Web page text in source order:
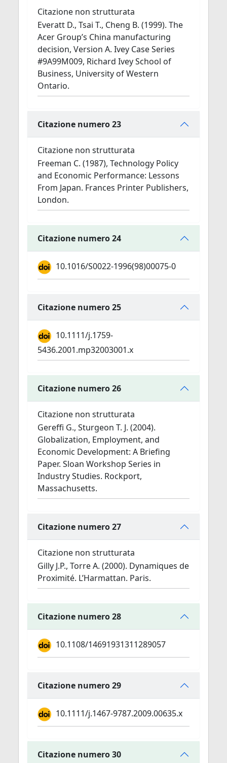
Citazione non strutturata
Everatt D., Tsai T., Cheng B. (1999). The
Acer Group’s China manufacturing
decision, Version A. Ivey Case Series
#9A99M009, Richard Ivey School of
Business, University of Western
Ontario.
Citazione numero 23
Citazione non strutturata
Freeman C. (1987), Technology Policy
and Economic Performance: Lessons
From Japan. Frances Printer Publishers,
London.
Citazione numero 24
10.1016/S0022-1996(98)00075-0
Citazione numero 25
10.1111/j.1759-
5436.2001.mp32003001.x
Citazione numero 26
Citazione non strutturata
Gereffi G., Sturgeon T. J. (2004).
Globalization, Employment, and
Economic Development: A Briefing
Paper. Sloan Workshop Series in
Industry Studies. Rockport,
Massachusetts.
Citazione numero 27
Citazione non strutturata
Gilly J.P., Torre A. (2000). Dynamiques de
Proximité. L’Harmattan. Paris.
Citazione numero 28
10.1108/14691931311289057
Citazione numero 29
10.1111/j.1467-9787.2009.00635.x
Citazione numero 30